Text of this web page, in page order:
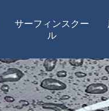
サーフィンスクー
ル